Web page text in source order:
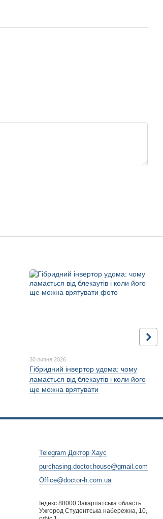
30 липня 2026
Гібридний інвертор удома: чому
ламається від блекаутів і коли його
ще можна врятувати
Telegram Доктор Хаус
purchasing.doctor.house@gmail.com
Office@doctor-h.com.ua
Індекс 88000 Закарпатська область
Ужгород Студентська набережна, 10,